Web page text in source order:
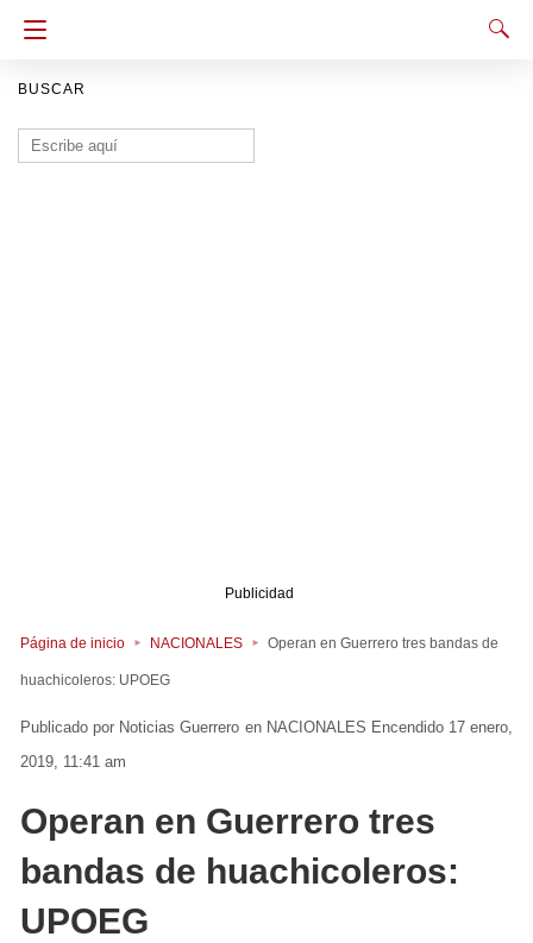
BUSCAR
Buscar:
Publicidad
Página de inicio NACIONALES Operan en Guerrero tres bandas de
huachicoleros: UPOEG
Noticias Guerrero en NACIONALES Encendido 17 enero,
2019, 11:41 am
Operan en Guerrero tres
bandas de huachicoleros:
UPOEG